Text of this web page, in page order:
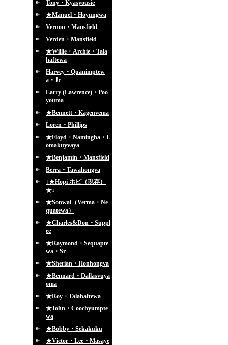
Tony・Kyasyousie
★Manuel・Hoyungwa
Vernon・Mansfield
Verden・Mansfield
★Willie・Archie・Tala
haftewa
Harvey・Quanimptew
a・Jr
Larry (Lawrence)・Poo
youma
★Bennett・Kagenvema
Loren・Phillips
★Floyd・Namingha・L
omakuyvaya
★Benjamin・Mansfield
Berra・Tawahongva
↓★Hopi ホピ（現存）
★↓
★Sonwai（Verma・Ne
quatewa）
★Charles&Don・Suppl
ee
★Raymond・Sequapte
wa・Sr
★Sherian・Honhongva
★Bennard・Dallasvuya
oma
★Roy・Talahaftewa
★John・Coochyumpte
wa
★Bobby・Sekakuku
★Victor・Lee・Masaye